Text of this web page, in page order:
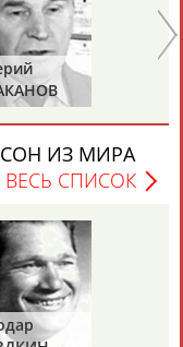
Загалав
Назир
АБДУЛЛАЕВ
ИЗ МИРА
ВЕСЬ СПИСОК